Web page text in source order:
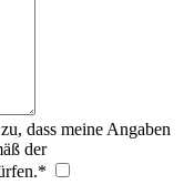
dass meine Angaben
der
*